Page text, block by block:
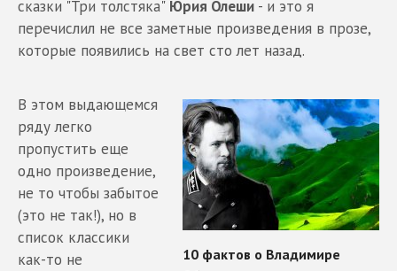
сказки "Три толстяка" Юрия Олеши - и это я
перечислил не все заметные произведения в прозе,
которые появились на свет сто лет назад.
В этом выдающемся
ряду легко
пропустить еще
одно произведение,
не то чтобы забытое
(это не так!), но в
список классики
как-то не